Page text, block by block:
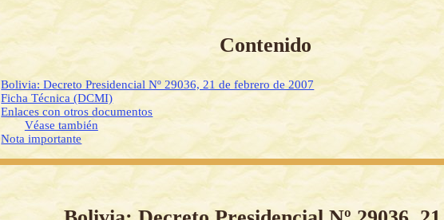
Contenido
Bolivia: Decreto Presidencial Nº 29036, 21 de febrero de 2007
Ficha Técnica (DCMI)
Enlaces con otros documentos
Véase también
Nota importante